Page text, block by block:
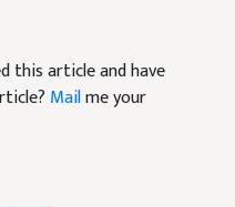
this article and have
Mailme your